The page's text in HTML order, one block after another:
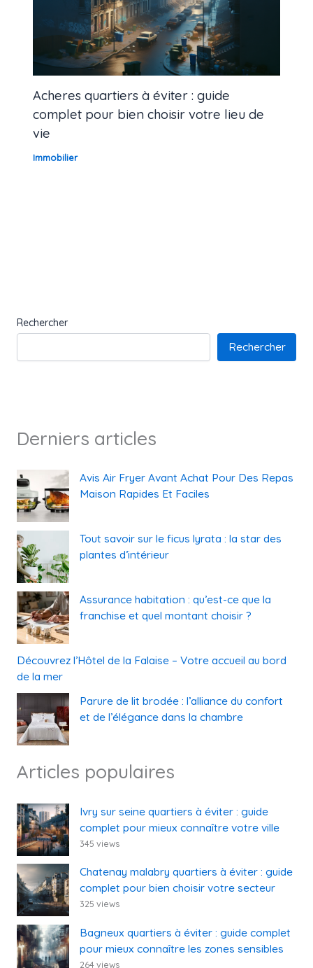
Acheres quartiers à éviter : guide
complet pour bien choisir votre lieu de
vie
Immobilier
Rechercher
Rechercher
Derniers articles
Avis Air Fryer Avant Achat Pour Des Repas
Maison Rapides Et Faciles
Tout savoir sur le ficus lyrata : la star des
plantes d’intérieur
Assurance habitation : qu’est-ce que la
franchise et quel montant choisir ?
Découvrez l’Hôtel de la Falaise – Votre accueil au bord
de la mer
Parure de lit brodée : l’alliance du confort
et de l’élégance dans la chambre
Articles populaires
Ivry sur seine quartiers à éviter : guide
complet pour mieux connaître votre ville
345 views
Chatenay malabry quartiers à éviter : guide
complet pour bien choisir votre secteur
325 views
Bagneux quartiers à éviter : guide complet
pour mieux connaître les zones sensibles
264 views